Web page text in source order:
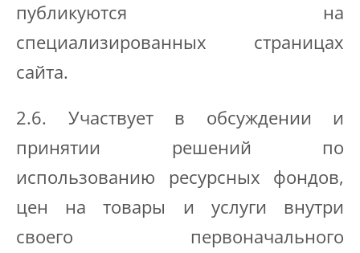
публикуются на
специализированных страницах
сайта.
2.6. Участвует в обсуждении и
принятии решений по
использованию ресурсных фондов,
цен на товары и услуги внутри
своего первоначального